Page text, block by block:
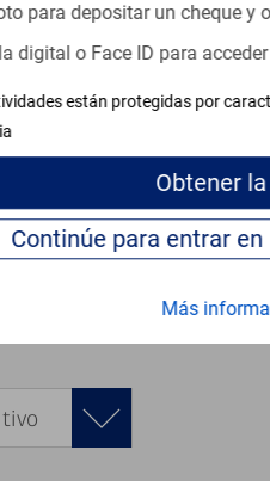
para depositar un cheque
digital o Face ID para
están protegidas por
Obtenerla
Más
MÓVIL
del día,